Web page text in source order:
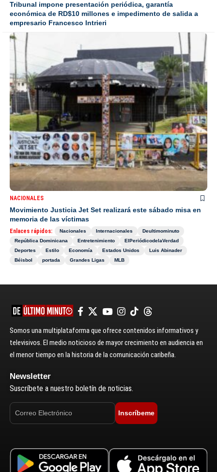
Tribunal impone presentación periódica, garantía
económica de RD$10 millones e impedimento de salida a
empresario Francesco Intrieri
NACIONALES
Movimiento Justicia Jet Set realizará este sábado misa en
memoria de las víctimas
Enlaces rápidos: Nacionales Internacionales
Deultimominuto
República Dominicana
Entretenimiento
ElPeriódicodelaVerdad
Deportes
Estilo Economía Estados Unidos
Luis Abinader
Béisbol
portada Grandes Ligas MLB
Somos una multiplataforma que ofrece contenidos informativos y
televisivos. El medio noticioso de mayor crecimiento en audiencia en
el menor tiempo en la historia de la comunicación caribeña.
Newsletter
Suscríbete a nuestro boletín de noticias.
Inscríbeme